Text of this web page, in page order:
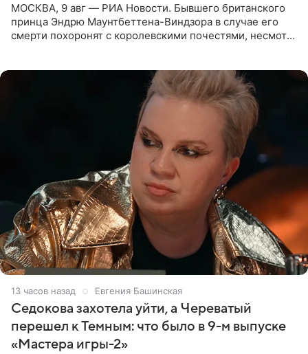
МОСКВА, 9 авг — РИА Новости. Бывшего британского
принца Эндрю Маунтбеттена-Виндзора в случае его
смерти похоронят с королевскими почестями, несмотря
13 часов назад Евгения Башинская
Седокова захотела уйти, а Череватый
перешел к Темным: что было в 9-м выпуске
«Мастера игры-2»